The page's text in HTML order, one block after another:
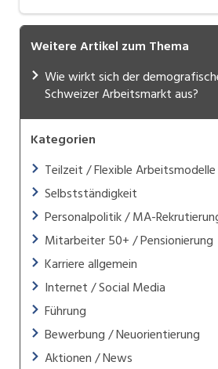
Weitere Artikel zum Thema
Wie wirkt sich der
Schweizer Arbeitsmarkt aus?
Kategorien
Teilzeit / Flexible Arbeitsmodelle
Selbstständigkeit
Personalpolitik / MA-
Mitarbeiter 50+ / Pensionierung
Karriere allgemein
Internet / Social Media
Führung
Bewerbung / Neuorientierung
Aktionen / News